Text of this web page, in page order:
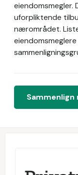
uforpliktende
nærområdet.
Sammenlign